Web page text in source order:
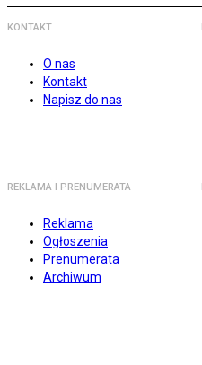
KONTAKT
O nas
Kontakt
Napisz do nas
REKLAMA I PRENUMERATA
Reklama
Ogłoszenia
Prenumerata
Archiwum